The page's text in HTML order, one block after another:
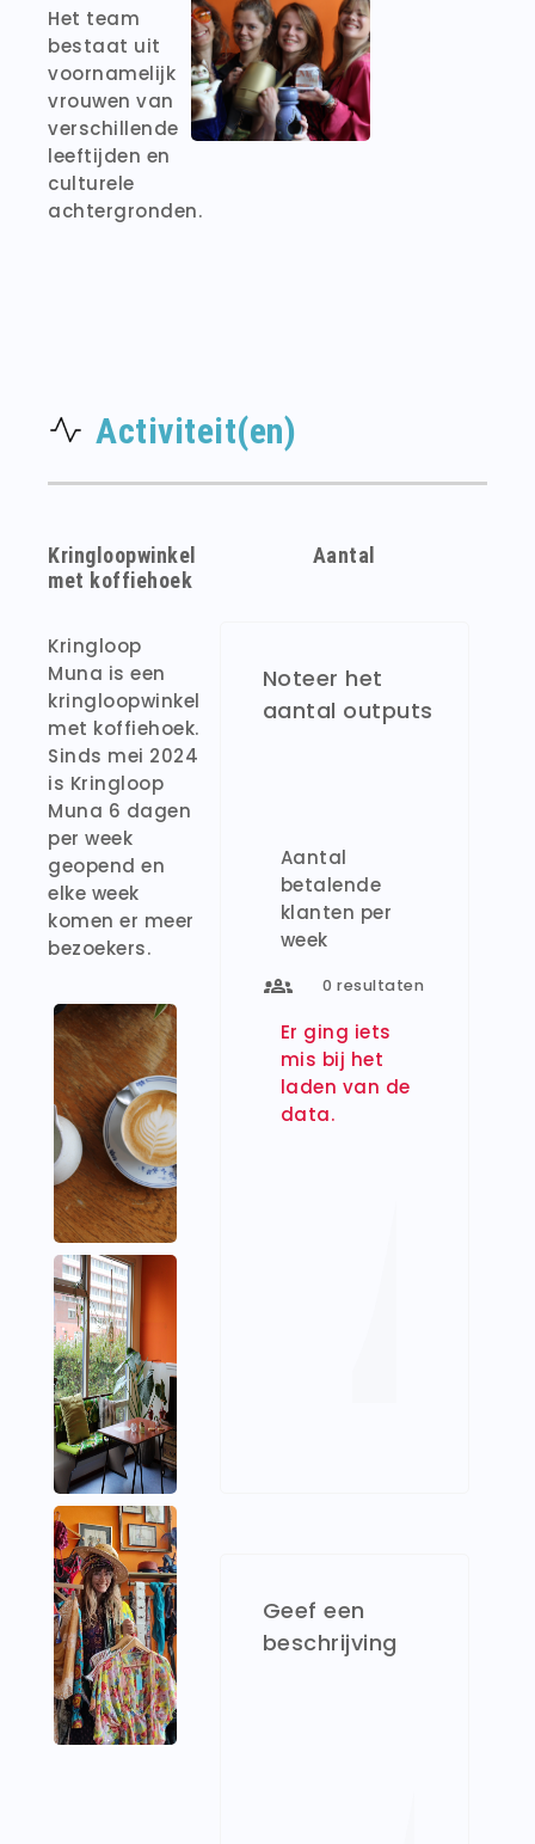
Het team
bestaat uit
voornamelijk
vrouwen van
verschillende
leeftijden en
culturele
achtergronden.
Activiteit(en)
Kringloopwinkel
met koffiehoek
Kringloop
Muna is een
kringloopwinkel
met koffiehoek.
Sinds mei 2024
is Kringloop
Muna 6 dagen
per week
geopend en
elke week
komen er meer
bezoekers.
Aantal
Noteer het
aantal outputs
Aantal
betalende
klanten per
week
0 resultaten
Er ging iets
mis bij het
laden van de
data.
Geef een
beschrijving